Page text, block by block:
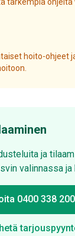
hoito-ohjeet
ja
valinnassa ja
0400 338 200